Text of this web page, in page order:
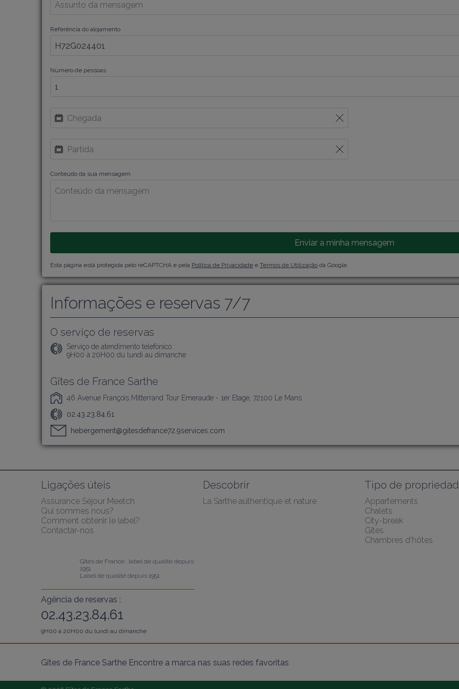
Referência do alojamento
Número de pessoas
Conteúdo da sua mensagem
Enviar a minha mensagem
Esta página está protegida pelo reCAPTCHA e pela Política de Privacidade e Termos de Utilização da Google.
Informações e reservas 7/7
O serviço de reservas
Serviço de atendimento telefónico :
9H00 à 20H00 du lundi au dimanche
Gîtes de France Sarthe
46 Avenue François Mitterrand Tour Emeraude - 1er Etage, 72100 Le Mans
02.43.23.84.61
hebergement@gitesdefrance72.9services.com
Ligações úteis
Assurance Séjour Meetch
Qui sommes nous?
Comment obtenir le label?
Contactar-nos
Descobrir
La Sarthe authentique et nature
Tipo de
Appartements
Chalets
City-break
Gîtes
Chambres d'hôtes
Gîtes de France : label de qualité depuis
1951
Label de qualité depuis 1951
Agência de reservas :
02.43.23.84.61
9H00 à 20H00 du lundi au dimanche
Gîtes de France Sarthe Encontre a marca nas suas redes favoritas